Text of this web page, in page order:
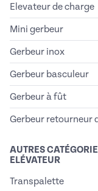
Elevateur de charge
Mini gerbeur
Gerbeur inox
Gerbeur basculeur
Gerbeur à fût
Gerbeur retourneur
AUTRES
ELÉVATEUR
Transpalette